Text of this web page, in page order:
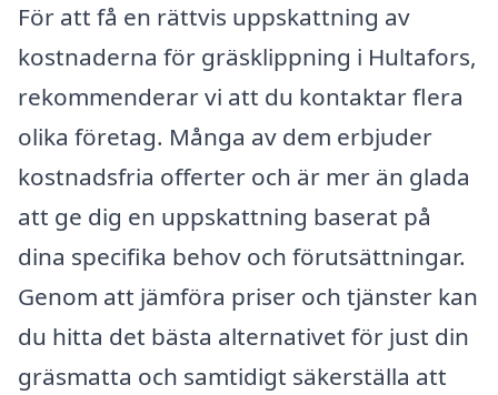
För att få en rättvis uppskattning av
kostnaderna för gräsklippning i Hultafors,
rekommenderar vi att du kontaktar flera
olika företag. Många av dem erbjuder
kostnadsfria offerter och är mer än glada
att ge dig en uppskattning baserat på
dina specifika behov och förutsättningar.
Genom att jämföra priser och tjänster kan
du hitta det bästa alternativet för just din
gräsmatta och samtidigt säkerställa att